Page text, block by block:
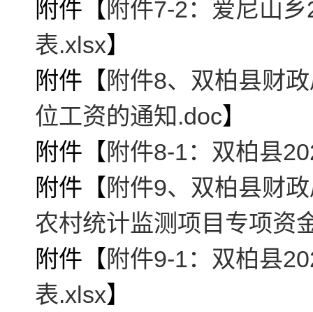
附件【 附件7-2：爱尼山
表.xlsx】
附件【 附件8、双柏县财
位工资的通知.doc】
附件【 附件8-1：双柏县
附件【 附件9、双柏县财
农村统计监测项目专项资
附件【 附件9-1：双柏县
表.xlsx】